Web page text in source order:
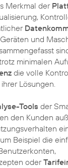
Merkmal der
und
minimalen
die volle
Lösungen.
Tools der
den Kunden
Beispiel die
oder